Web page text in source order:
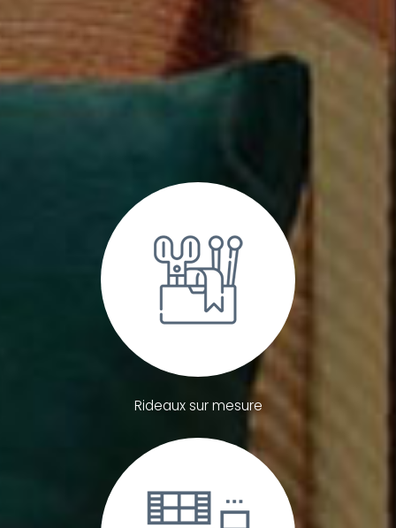
Rideaux sur mesure